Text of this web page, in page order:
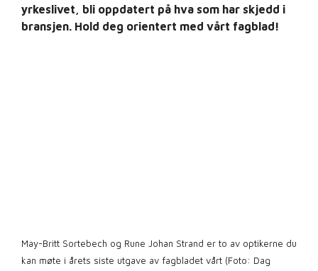
yrkeslivet, bli oppdatert på hva som har skjedd i
bransjen. Hold deg orientert med vårt fagblad!
May-Britt Sortebech og Rune Johan Strand er to av optikerne du
kan møte i årets siste utgave av fagbladet vårt (Foto: Dag